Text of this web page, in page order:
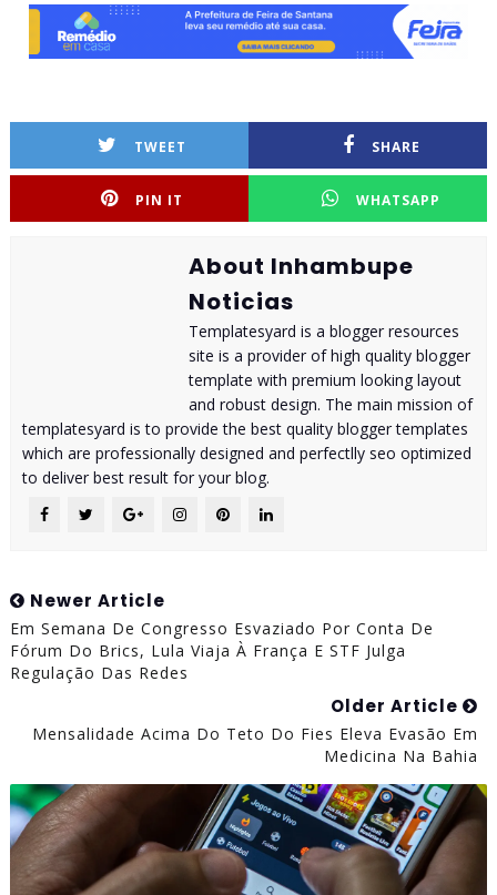
TWEET SHARE
PIN IT WHATSAPP
About Inhambupe
Noticias
Templatesyard is a blogger resources
site is a provider of high quality blogger
template with premium looking layout
and robust design. The main mission of
templatesyard is to provide the best quality blogger templates
which are professionally designed and perfectlly seo optimized
to deliver best result for your blog.
Newer Article
Em Semana De Congresso Esvaziado Por Conta De
Fórum Do Brics, Lula Viaja À França E STF Julga
Regulação Das Redes
Older Article
Mensalidade Acima Do Teto Do Fies Eleva Evasão Em
Medicina Na Bahia